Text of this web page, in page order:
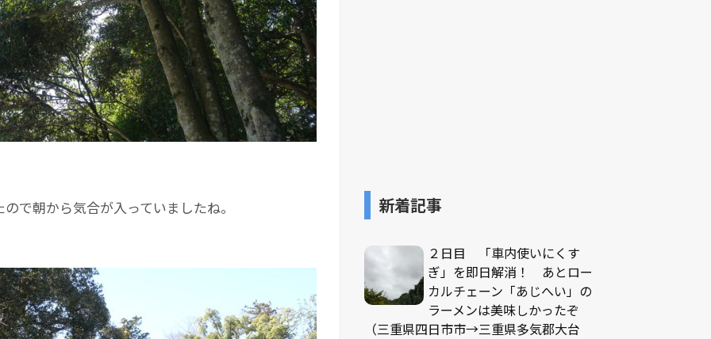
で朝から気合が入っていましたね。 新着記事
２日目 「車内使いにくす
ぎ」を即日解消！ あとロー
カルチェーン「あじへい」の
ラーメンは美味しかったぞ
（三重県四日市市→三重県多気郡大台